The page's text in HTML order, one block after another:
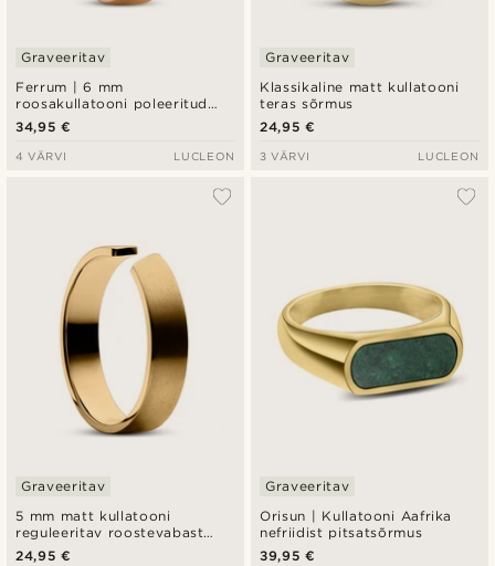
Ferrum | 6 mm
roosakullatooni poleeritud
roostevabast terasest D-
kujuline sõrmus
Graveeritav
34,95 €
4 VÄRVI LUCLEON
Klassikaline matt kullatooni
teras sõrmus
Graveeritav
24,95 €
3 VÄRVI LUCLEON
5 mm matt kullatooni
reguleeritav roostevabast
terasest sõrmus
Graveeritav
24,95 €
Orisun | Kullatooni Aafrika
nefriidist pitsatsõrmus
Graveeritav
39,95 €